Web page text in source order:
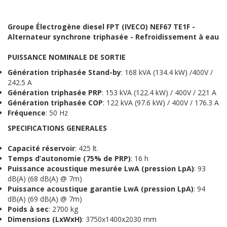
Groupe Électrogène diesel FPT (IVECO) NEF67 TE1F -
Alternateur synchrone triphasée - Refroidissement à eau
PUISSANCE NOMINALE DE SORTIE
Génération triphasée Stand-by: 168 kVA (134.4 kW) /400V /
242.5 A
Génération triphasée PRP: 153 kVA (122.4 kW) / 400V / 221 A
Génération triphasée COP: 122 kVA (97.6 kW) / 400V / 176.3 A
Fréquence: 50 Hz
SPECIFICATIONS GENERALES
Capacité réservoir: 425 lt.
Temps d’autonomie (75% de PRP): 16 h
Puissance acoustique mesurée LwA (pression LpA): 93
dB(A) (68 dB(A) @ 7m)
Puissance acoustique garantie LwA (pression LpA): 94
dB(A) (69 dB(A) @ 7m)
Poids à sec: 2700 kg
Dimensions (LxWxH): 3750x1400x2030 mm